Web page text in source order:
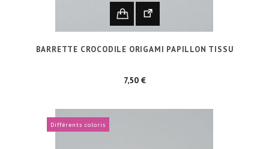
BARRETTE CROCODILE ORIGAMI PAPILLON TISSU
7,50 €Prix
Différents coloris